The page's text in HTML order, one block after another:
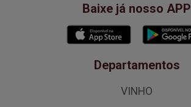
Baixe já nosso APP
Departamentos
VINHO